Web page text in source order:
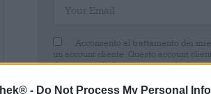
- Do Not Process My Personal
Acconsento al trattamento dei
un account cliente. Questo account
dati personali. Sono consapevole di
inviando un'e-mail a
trattamento effettuato sulla base del